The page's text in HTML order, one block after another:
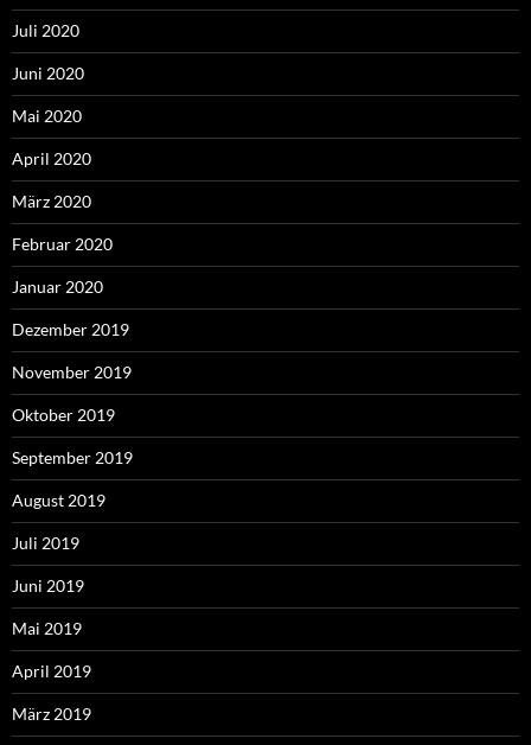
Juli 2020
Juni 2020
Mai 2020
April 2020
März 2020
Februar 2020
Januar 2020
Dezember 2019
November 2019
Oktober 2019
September 2019
August 2019
Juli 2019
Juni 2019
Mai 2019
April 2019
März 2019